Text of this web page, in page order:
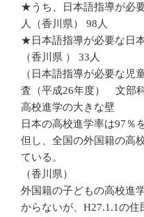
★うち、日本語指導が必
人（香川県） 98人
★日本語指導が必要な
（香川県 ） 33人
（日本語指導が必要な児
査（平成26年度） 文部科
高校進学の大きな壁
日本の高校進学率は97％
但し、全国の外国籍の高
ている。
（香川県）
外国籍の子どもの高校進
からないが、H27.1.1の